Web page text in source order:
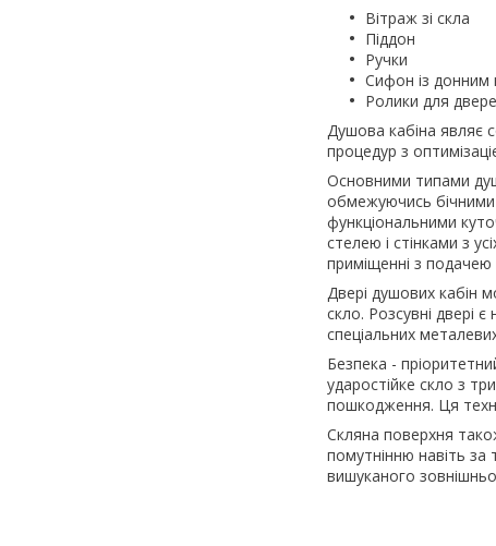
Вітраж зі скла
Піддон
Ручки
Сифон із донним
Ролики для
Душова кабіна являє
процедур з
Основними типами
обмежуючись бічними
функціональними
стелею і стінками з
приміщенні з подачею
Двері душових кабін
скло. Розсувні двері
спеціальних
Безпека -
ударостійке скло з
пошкодження. Ця
Скляна поверхня
помутнінню навіть за
вишуканого